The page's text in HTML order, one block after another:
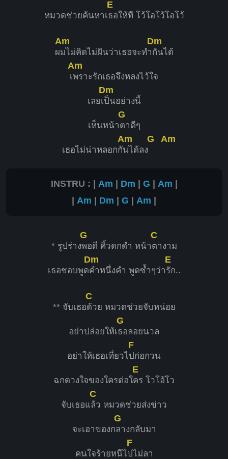
หมวดช่วยค้นหาเ
E
ธอให้ที โว้โอโว้โอโว้
ผ
Am
มไม่คิดไม่ฝันว่าเธอจะทำ
Dm
กันได้
เ
Am
พราะรักเธอจึงหลงไว้ใจ
เลยเ
Dm
ป็นอย่างนี้
เห็นหน้า
G
ตาดีๆ
เธอไม่น่าหลอกกั
Am
นได้ลง
G Am
INSTRU : | Am | Dm | G | Am |
| Am | Dm | G | Am |
* รูปร่าง
G
พอดี คิ้วดกดำ หน้า
C
ตางาม
เธอชอบพูด
Dm
คำหนึ่งคำ พูดซ้ำๆว่า
E
รัก..
** จับเธอ
C
ด้วย หมวดช่วยจับหน่อย
อย่าปล่อยให้เ
G
ธอลอยนวล
อย่าให้เธอเที่ยวไ
F
ปก่อกวน
ฉกดวงใจของใครต่อใ
E
คร โวโอ้โว
จับเธอแ
C
ล้ว หมวดช่วยส่งข่าว
จะเอาของก
G
ลางกลับมา
คนใจร้ายหนีไ
F
ปไม่ลา